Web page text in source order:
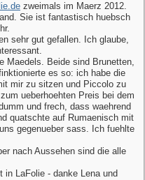
zweimals im Maerz 2012.
Sie ist fantastisch huebsch
sehr gut gefallen. Ich glaube,
Maedels. Beide sind Brunetten,
es so: ich habe die
mir zu sitzen und Piccolo zu
ueberhoehten Preis bei dem
und frech, dass waehrend
quatschte auf Rumaenisch mit
gegenueber sass. Ich fuehlte
nach Aussehen sind die alle
LaFolie - danke Lena und